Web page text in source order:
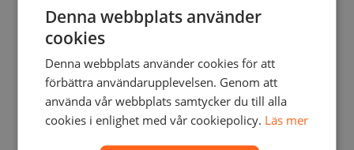
Denna webbplats använder
cookies
Denna webbplats använder cookies för att
förbättra användarupplevelsen. Genom att
använda vår webbplats samtycker du till alla
cookies i enlighet med vår cookiepolicy. Läs mer